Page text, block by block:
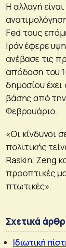
Η αλλαγή
Fed τους
Ιράν έφερε
ανέβασε τις
απόδοση του
δημοσίου
βάσης από
Φεβρουάριο.
«Οι κίνδυνοι
πολιτικής
Raskin, Zeng
προοπτικές
πτωτικές».
Σχετικά
Ιδιωτική